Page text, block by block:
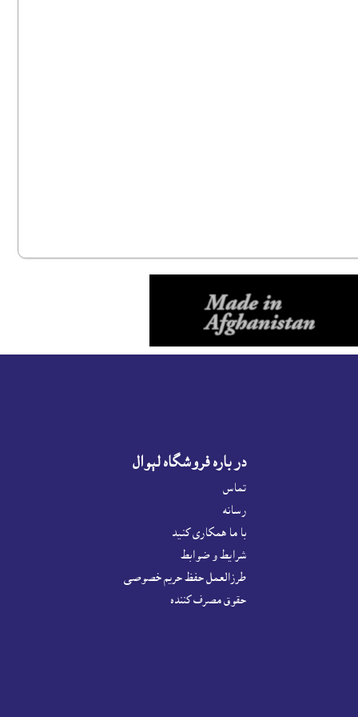
در باره فروشگاه لېوال
تماس
رسانه
با ما همکاری کنید
شرايط و ضوابط
طرزالعمل حفظ حریم خصوصی
حقوق مصرف کننده